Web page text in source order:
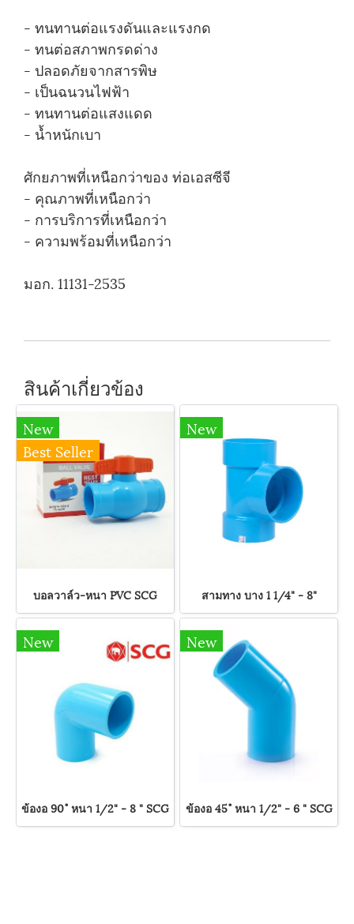
- ทนทานต่อแรงดันและแรงกด
- ทนต่อสภาพกรดด่าง
- ปลอดภัยจากสารพิษ
- เป็นฉนวนไฟฟ้า
- ทนทานต่อแสงแดด
- น้ำหนักเบา
ศักยภาพที่เหนือกว่าของ ท่อเอสซีจี
- คุณภาพที่เหนือกว่า
- การบริการที่เหนือกว่า
- ความพร้อมที่เหนือกว่า
มอก. 11131-2535
สินค้าเกี่ยวข้อง
New
Best Seller
บอลวาล์ว-หนา PVC SCG
New
สามทาง บาง 1 1/4" - 8"
New
ข้องอ 90 ํ หนา 1/2" - 8 " SCG
New
ข้องอ 45 ํ หนา 1/2" - 6 " SCG